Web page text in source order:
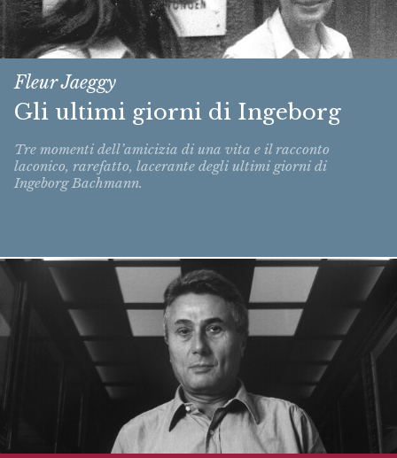
Fleur Jaeggy
Gli ultimi giorni di Ingeborg
Tre momenti dell’amicizia di una vita e il racconto
laconico, rarefatto, lacerante degli ultimi giorni di
Ingeborg Bachmann.